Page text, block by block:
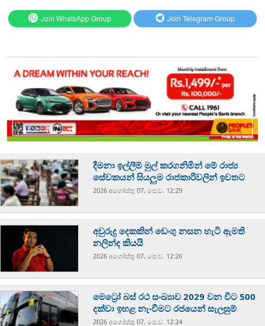
Join WhatsApp Group Join Telegram Group
දීමනා ඉල්ලීම් මුල් කරගනිමින් මේ රාජ්‍ය
සේවකයන් සියලුම රාජකාරිවලින් ඉවතට
2026 අගෝස්‍තු 07, පෙ.ව. 12:29
අවුරුදු දෙකකින් ඩෙංගු නසන හැටි ඇමති
නලින්ද කියයි
2026 අගෝස්‍තු 07, පෙ.ව. 12:26
මෙට්‍රෝ බස් රථ සංඛ්‍යාව 2029 වන විට 500
දක්වා ඉහළ නැංවීමට රජයෙන් සැලසුම්
2026 අගෝස්‍තු 07, පෙ.ව. 12:24